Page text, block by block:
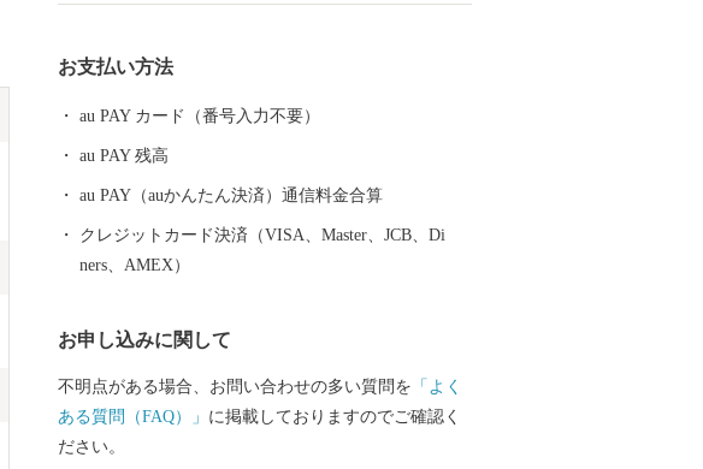
袋は、スポーツやファッションなど各界から絶大な信
頼を得ています。今もなお、昔からの伝統製法を守
文化を守る自然環境豊かな市です。 東かがわ市では、
自然豊かな土地で生まれた農産物、確かな技術で作ら
れた自慢の逸品をお届けしています。 いただいたご寄
お支払い方法
au PAY カード（番号入力不要）
au PAY 残高
au PAY（auかんたん決済）通信料金合算
クレジットカード決済（VISA、Master、JCB、Di
ners、AMEX）
お申し込みに関して
不明点がある場合、お問い合わせの多い質問を 「よく
ある質問（FAQ）」 に掲載しておりますのでご確認く
ださい。